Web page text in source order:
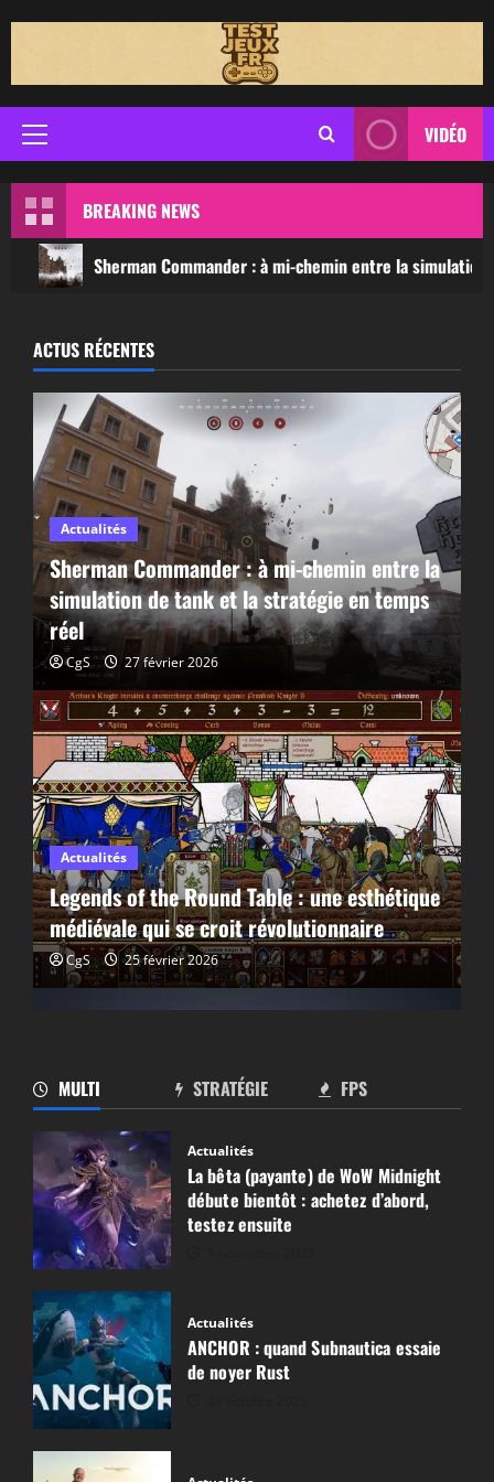
Menu
principal
VIDÉO
BREAKING NEWS
Sherman Commander : à mi-chemin entre la
ACTUS RÉCENTES
Actualités
Sherman Commander : à mi-chemin entre la
simulation de tank et la stratégie en temps
réel
CgS 27 février 2026
Actualités
Legends of the Round Table : une esthétique
médiévale qui se croit révolutionnaire
CgS 25 février 2026
Actualités
Esports Manager 2026 : qui n’a jamais rêvé
de gérer une équipe d’esport ?
CgS 24 février 2026
Actualités
MULTI STRATÉGIE FPS
Actualités
La bêta (payante) de WoW Midnight
débute bientôt : achetez d’abord,
testez ensuite
Actualités
ANCHOR : quand Subnautica essaie
de noyer Rust